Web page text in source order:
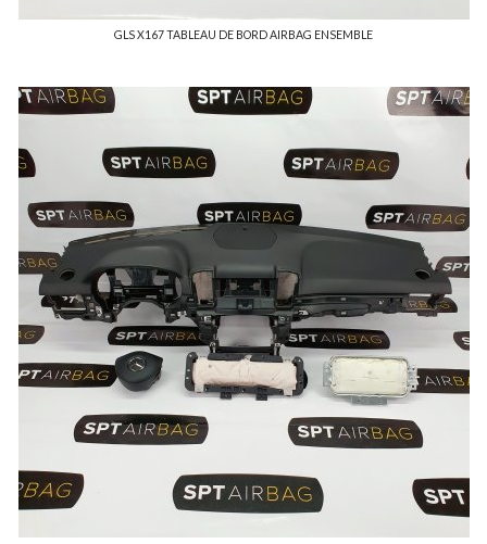
GLS X167 TABLEAU DE BORD AIRBAG ENSEMBLE